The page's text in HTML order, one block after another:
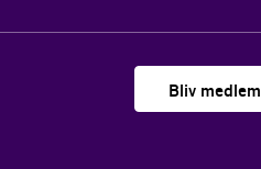
Bliv medlem